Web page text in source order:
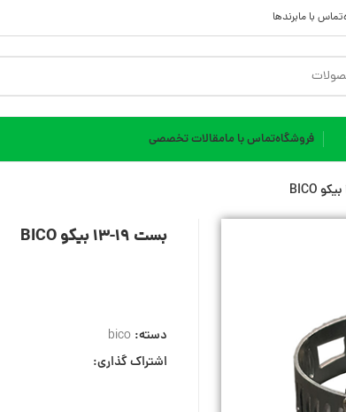
تماس با مابرندها
شیلنگ فری کربن کوره
شیلنگ نخدار
سیم دار
شیلنگ پی وی سی PVC
فروشگاهتماس با مامقالات تخصصی
بست 19-13 بیکو BICO
دسته: bico
اشتراک گذاری: